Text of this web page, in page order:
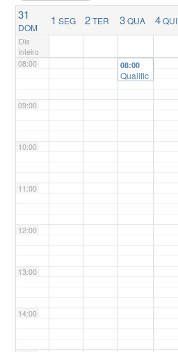
31
DOM
1 SEG 2TER 3QUA 4QUI
Dia
inteiro
07:00
08:00
09:00
10:00
11:00
12:00
13:00
14:00
08:00
Qualific